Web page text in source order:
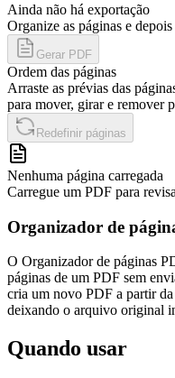
Ainda não há exportação
Organize as páginas e
Gerar PDF
Ordem das páginas
Arraste as prévias das
para mover, girar e remover
Redefinir páginas
Nenhuma página carregada
Carregue um PDF para
Organizador de
O Organizador de páginas
páginas de um PDF sem
cria um novo PDF a partir
deixando o arquivo original
Quando usar